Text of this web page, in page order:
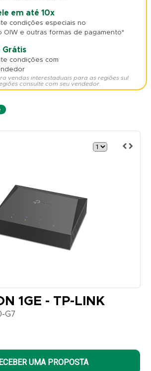
em até 10x
condições especiais no
OIW e outras formas de pagamento*
Grátis
condições com
vendas interestaduais para as regiões sul
consulte com seu vendedor.
1GE - TP-LINK
G7
UMA PROPOSTA